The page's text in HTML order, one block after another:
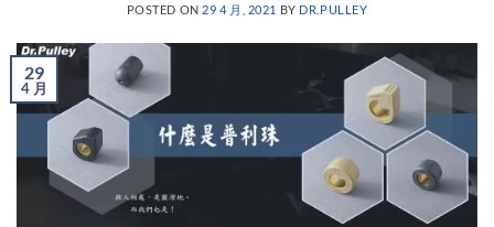
POSTED ON 29 4 月, 2021 BY DR.PULLEY
29
4 月